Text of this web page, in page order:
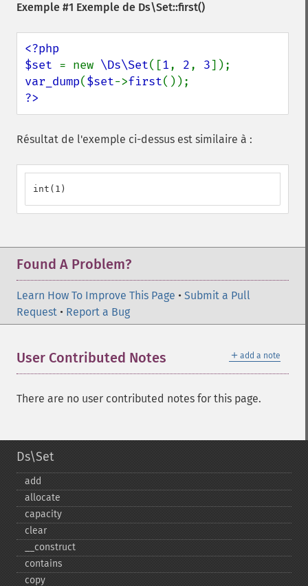
Exemple #1 Exemple de Ds\Set::first()
<?php
$set = new \Ds\Set([1, 2, 3
var_dump($set->first
?>
Résultat de l'exemple ci-dessus est similaire à :
int(1)
Found A Problem?
Learn How To Improve This Page • Submit a Pull
Request • Report a Bug
＋ add a note
User Contributed Notes
There are no user contributed notes for this page.
Ds\Set
add
allocate
capacity
clear
_​_​construct
contains
copy